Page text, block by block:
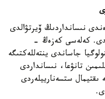
نىسانداردىڭ ۆيرتۋالدى
كەلەسى كەزەڭ -
جاساندى ينتەللەكتىگە
تانۋعا، نىسانداردى
ستسەنارييلەردى